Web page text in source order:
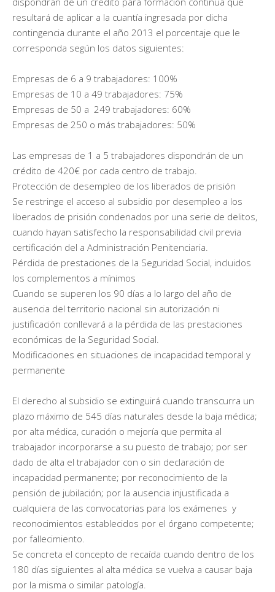
resultará de aplicar a la cuantía ingresada por dicha
contingencia durante el año 2013 el porcentaje que le
corresponda según los datos siguientes:
Empresas de 6 a 9 trabajadores: 100%
Empresas de 10 a 49 trabajadores: 75%
Empresas de 50 a 249 trabajadores: 60%
Empresas de 250 o más trabajadores: 50%
Las empresas de 1 a 5 trabajadores dispondrán de un
crédito de 420€ por cada centro de trabajo.
Protección de desempleo de los liberados de prisión
Se restringe el acceso al subsidio por desempleo a los
liberados de prisión condenados por una serie de delitos,
cuando hayan satisfecho la responsabilidad civil previa
certificación del a Administración Penitenciaria.
Pérdida de prestaciones de la Seguridad Social, incluidos
los complementos a mínimos
Cuando se superen los 90 días a lo largo del año de
ausencia del territorio nacional sin autorización ni
justificación conllevará a la pérdida de las prestaciones
económicas de la Seguridad Social.
Modificaciones en situaciones de incapacidad temporal y
permanente
El derecho al subsidio se extinguirá cuando transcurra un
plazo máximo de 545 días naturales desde la baja médica;
por alta médica, curación o mejoría que permita al
trabajador incorporarse a su puesto de trabajo; por ser
dado de alta el trabajador con o sin declaración de
incapacidad permanente; por reconocimiento de la
pensión de jubilación; por la ausencia injustificada a
cualquiera de las convocatorias para los exámenes y
reconocimientos establecidos por el órgano competente;
por fallecimiento.
Se concreta el concepto de recaída cuando dentro de los
180 días siguientes al alta médica se vuelva a causar baja
por la misma o similar patología.